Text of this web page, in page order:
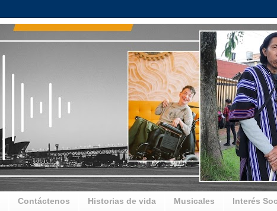
Contáctenos Historias de vida Musicales Interés